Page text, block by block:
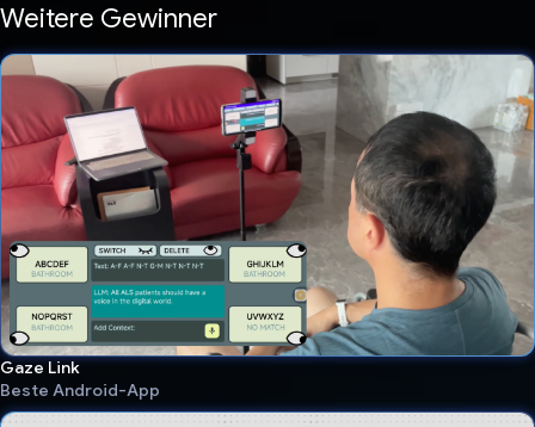
Weitere Gewinner
Gaze Link
Beste Android-App